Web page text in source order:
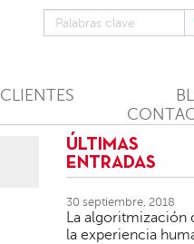
CLIENTES
ÚLTIMAS
ENTRADAS
30 septiembre, 2018
La algoritmización
la experiencia